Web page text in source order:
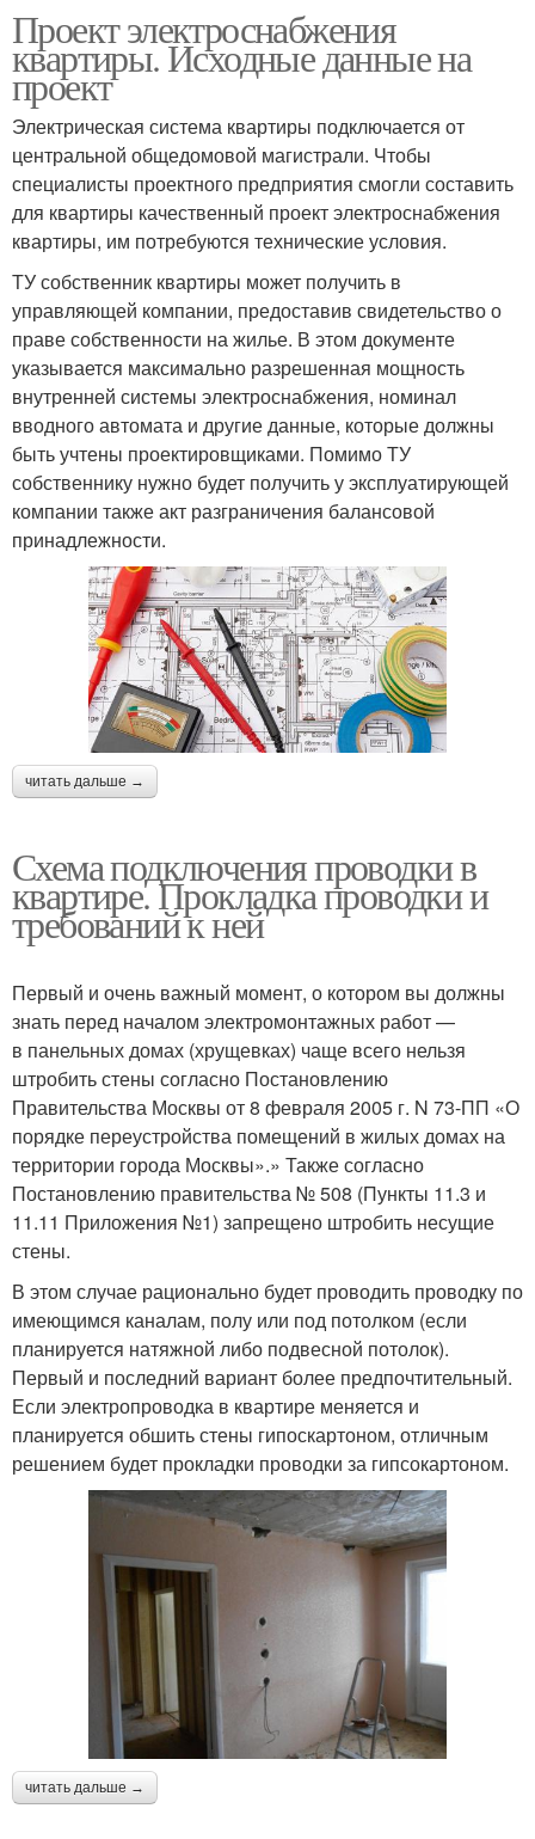
Проект электроснабжения
квартиры. Исходные данные на
проект
Электрическая система квартиры подключается от
центральной общедомовой магистрали. Чтобы
специалисты проектного предприятия смогли составить
для квартиры качественный проект электроснабжения
квартиры, им потребуются технические условия.
ТУ собственник квартиры может получить в
управляющей компании, предоставив свидетельство о
праве собственности на жилье. В этом документе
указывается максимально разрешенная мощность
внутренней системы электроснабжения, номинал
вводного автомата и другие данные, которые должны
быть учтены проектировщиками. Помимо ТУ
собственнику нужно будет получить у эксплуатирующей
компании также акт разграничения балансовой
принадлежности.
читать дальше →
Схема подключения проводки в
квартире. Прокладка проводки и
требований к ней
Первый и очень важный момент, о котором вы должны
знать перед началом электромонтажных работ —
в панельных домах (хрущевках) чаще всего нельзя
штробить стены согласно Постановлению
Правительства Москвы от 8 февраля 2005 г. N 73-ПП «О
порядке переустройства помещений в жилых домах на
территории города Москвы».» Также согласно
Постановлению правительства № 508 (Пункты 11.3 и
11.11 Приложения №1) запрещено штробить несущие
стены.
В этом случае рационально будет проводить проводку по
имеющимся каналам, полу или под потолком (если
планируется натяжной либо подвесной потолок).
Первый и последний вариант более предпочтительный.
Если электропроводка в квартире меняется и
планируется обшить стены гипоскартоном, отличным
решением будет прокладки проводки за гипсокартоном.
читать дальше →